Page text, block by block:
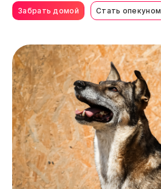
Забрать домой Стать опекуном